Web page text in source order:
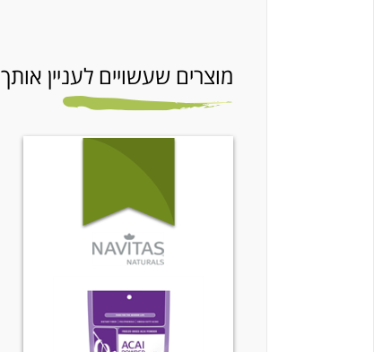
מוצרים שעשויים לעניין אותך